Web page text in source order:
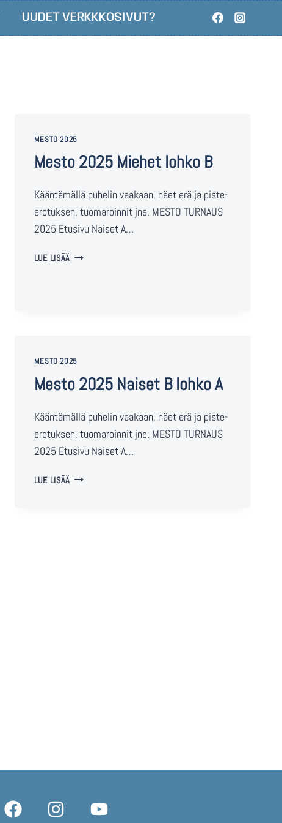
UUDET VERKKKOSIVUT?
MESTO 2025
Mesto 2025 Miehet lohko B
Kääntämällä puhelin vaakaan, näet erä ja piste-
erotuksen, tuomaroinnit jne. MESTO TURNAUS
2025 Etusivu Naiset A…
LUE LISÄÄ
MESTO 2025
Mesto 2025 Naiset B lohko A
Kääntämällä puhelin vaakaan, näet erä ja piste-
erotuksen, tuomaroinnit jne. MESTO TURNAUS
2025 Etusivu Naiset A…
LUE LISÄÄ